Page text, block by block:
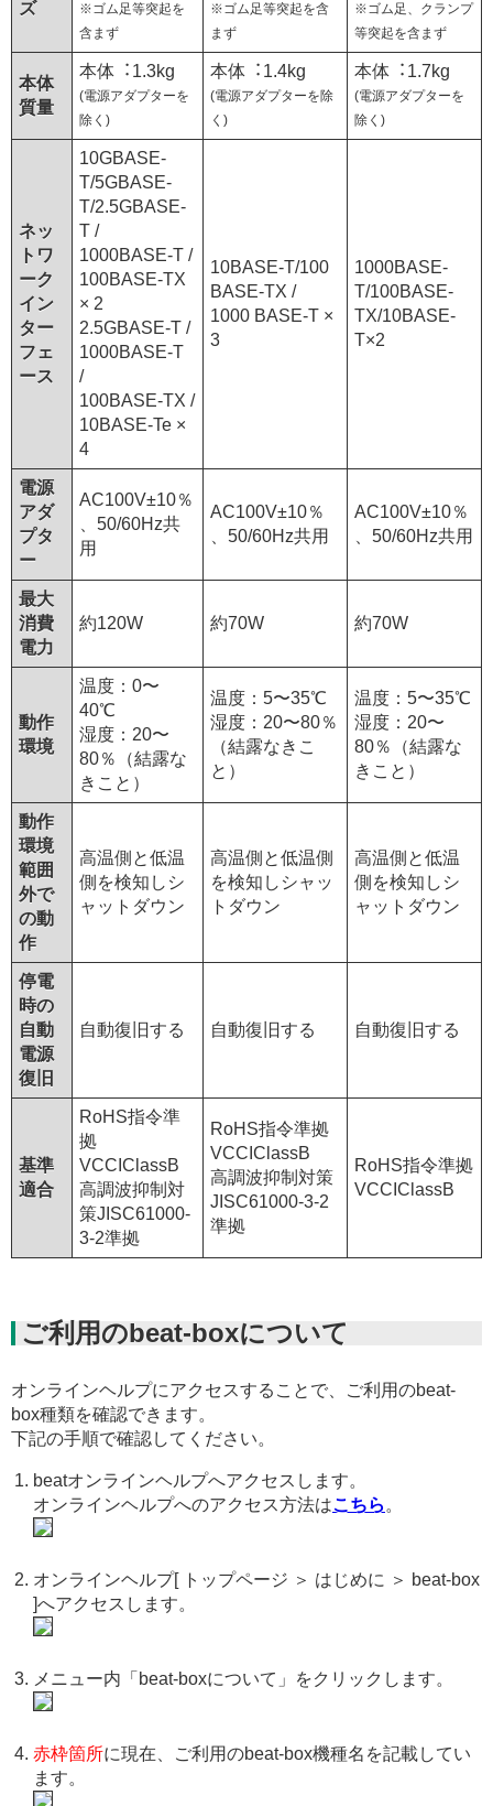
ズ
※ゴム足等突起を
含まず
※ゴム足等突起を含
まず
※ゴム足、クランプ
等突起を含まず
本体
質量
本体︓1.3kg
(電源アダプターを
除く)
本体︓1.4kg
(電源アダプターを除
く)
本体︓1.7kg
(電源アダプターを
除く)
ネッ
トワ
ーク
イン
ター
フェ
ース
10GBASE-
T/5GBASE-
T/2.5GBASE-
T /
1000BASE-T /
100BASE-TX
× 2
2.5GBASE-T /
1000BASE-T
/
100BASE-TX /
10BASE-Te ×
4
10BASE-T/100
BASE-TX /
1000 BASE-T ×
3
1000BASE-
T/100BASE-
TX/10BASE-
T×2
電源
アダ
プタ
ー
AC100V±10％
、50/60Hz共
用
AC100V±10％
、50/60Hz共用
AC100V±10％
、50/60Hz共用
最⼤
消費
電⼒
約120W 約70W 約70W
動作
環境
温度：0〜
40℃
湿度：20〜
80％（結露な
きこと）
温度：5〜35℃
湿度：20〜80％
（結露なきこ
と）
温度：5〜35℃
湿度：20〜
80％（結露な
きこと）
動作
環境
範囲
外で
の動
作
高温側と低温
側を検知しシ
ャットダウン
高温側と低温側
を検知しシャッ
トダウン
高温側と低温
側を検知しシ
ャットダウン
停電
時の
自動
電源
復旧
自動復旧する 自動復旧する 自動復旧する
基準
適合
RoHS指令準
拠
VCCIClassB
高調波抑制対
策JISC61000-
3-2準拠
RoHS指令準拠
VCCIClassB
高調波抑制対策
JISC61000-3-2
準拠
RoHS指令準拠
VCCIClassB
ご利用のbeat-boxについて
オンラインヘルプにアクセスすることで、ご利用のbeat-
box種類を確認できます。
下記の手順で確認してください。
beatオンラインヘルプへアクセスします。
オンラインヘルプへのアクセス方法はこちら 。
オンラインヘルプ[ トップページ ＞ はじめに ＞ beat-box
]へアクセスします。
メニュー内「beat-boxについて」をクリックします。
赤枠箇所に現在、ご利用のbeat-box機種名を記載してい
ます。